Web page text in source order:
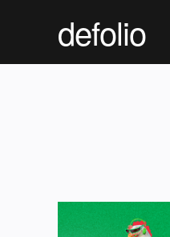
defolio